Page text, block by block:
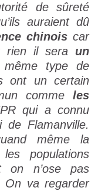
de sûreté
auraient dû
chinois car
rien il sera un
même type de
ont un certain
comme les
qui a connu
de Flamanville.
même la
populations
on n’ose pas
On va regarder